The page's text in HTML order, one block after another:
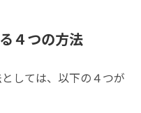
４つの方法
しては、以下の４つが